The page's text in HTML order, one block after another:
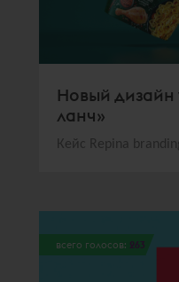
Новый дизайн
ланч»
Кейс Repina
всего голосов: 263